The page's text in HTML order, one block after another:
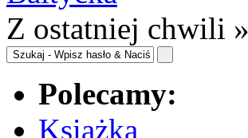
Z ostatniej chwili »
Polecamy:
Książka